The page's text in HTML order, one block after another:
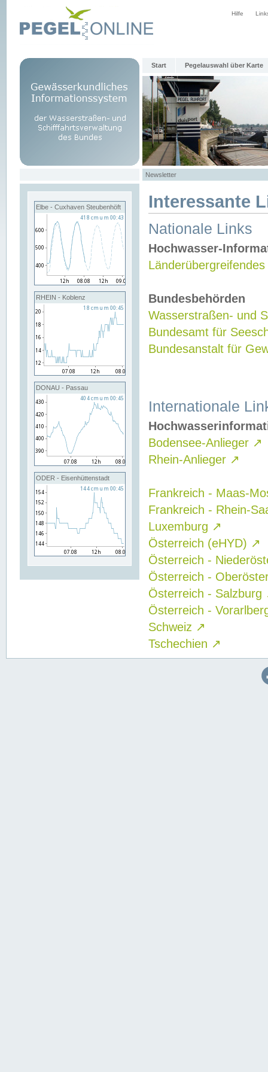
Hilfe
Start Pegelauswahl über Karte
Newsletter
Elbe - Cuxhaven Steubenhöft
RHEIN - Koblenz
DONAU - Passau
ODER - Eisenhüttenstadt
Interessante
Nationale Links
Hochwasser-
Bundesbehörden
Wasserstraßen- und
Bundesamt für
Bundesanstalt für
Internationale
Bodensee-Anlieger ↗
Rhein-Anlieger ↗
Frankreich - Maas-
Frankreich - Rhein-
Luxemburg ↗
Österreich (eHYD) ↗
Österreich -
Österreich -
Österreich - Salzburg
Österreich -
Schweiz ↗
Tschechien ↗